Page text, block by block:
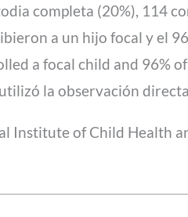
completa (20%), 114
a un hijo focal y el
a focal child and 96%
la observación
Institute of Child Health